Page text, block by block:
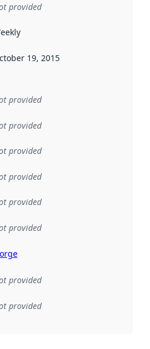
provided
when the data in this
19, 2015
provided
provided
provided
provided
provided
provided
provided
to an implementation rule or other
provided